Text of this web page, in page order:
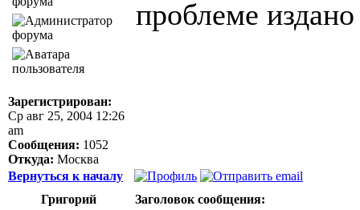
Зарегистрирован:
Ср авг 25, 2004 12:26
am
Сообщения: 1052
Откуда: Москва
проблеме
Вернуться к началу
Григорий
Заголовок сообщения: